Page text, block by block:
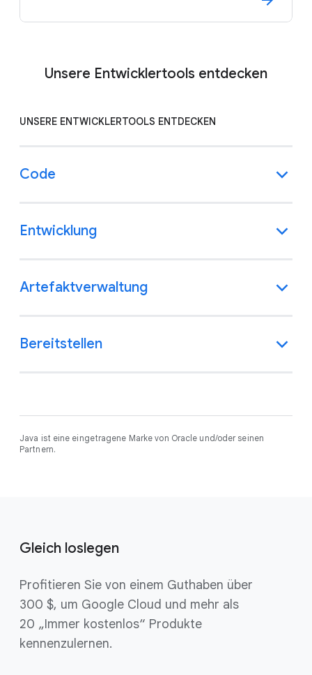
Unsere Entwicklertools entdecken
UNSERE ENTWICKLERTOOLS ENTDECKEN
Code
Entwicklung
Artefaktverwaltung
Bereitstellen
Java ist eine eingetragene Marke von Oracle und/oder seinen
Partnern.
Gleich loslegen
Profitieren Sie von einem Guthaben über
300 $, um Google Cloud und mehr als
20 „Immer kostenlos“ Produkte
kennenzulernen.